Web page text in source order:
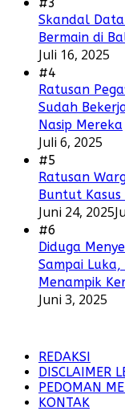
Skandal
Bermain di
Juli 16, 2025
#4
Ratusan
Sudah
Nasip Mereka
Juli 6, 2025
#5
Ratusan
Buntut Kasus
Juni 24, 2025
#6
Diduga
Sampai Luka,
Menampik
Juni 3, 2025
REDAKSI
DISCLAIMER
PEDOMAN
KONTAK